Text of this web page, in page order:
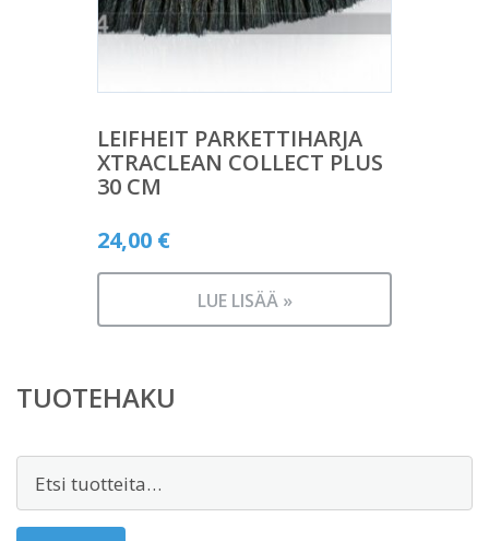
LEIFHEIT PARKETTIHARJA
XTRACLEAN COLLECT PLUS
30 CM
24,00 €
LUE LISÄÄ »
TUOTEHAKU